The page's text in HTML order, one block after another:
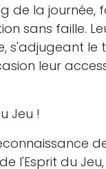
de la journée,
sans faille.
s'adjugeant le
leur
Jeu !
l'Esprit du